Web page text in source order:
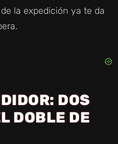
la expedición ya te da
DOS
DOBLE DE